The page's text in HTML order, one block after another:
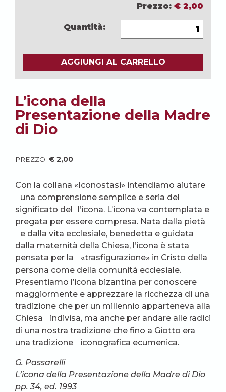
Prezzo: € 2,00
Quantità:
AGGIUNGI AL CARRELLO
L’icona della
Presentazione della Madre
di Dio
PREZZO: € 2,00
Con la collana «Iconostasi» intendiamo aiutare
una comprensione semplice e seria del
significato del l’icona. L’icona va contemplata e
pregata per essere compresa. Nata dalla pietà
e dalla vita ecclesiale, benedetta e guidata
dalla maternità della Chiesa, l’icona è stata
pensata per la «trasfigurazione» in Cristo della
persona come della comunità ecclesiale.
Presentiamo l’icona bizantina per conoscere
maggiormente e apprezzare la ricchezza di una
tradizione che per un millennio apparteneva alla
Chiesa indivisa, ma anche per andare alle radici
di una nostra tradizione che fino a Giotto era
una tradizione iconografica ecumenica.
G. Passarelli
L’icona della Presentazione della Madre di Dio
pp. 34, ed. 1993